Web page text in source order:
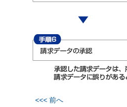
<<< 前へ